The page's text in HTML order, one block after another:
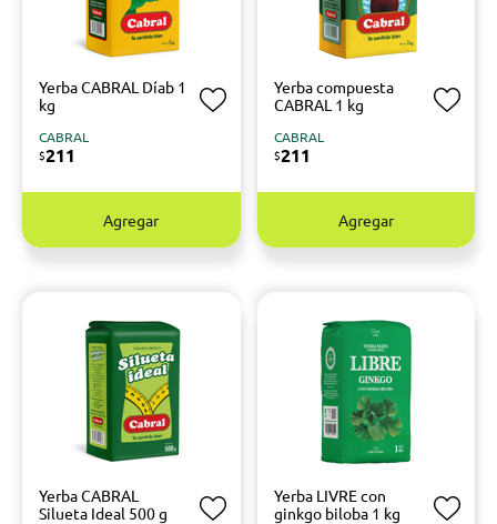
Yerba CABRAL Díab 1
kg
CABRAL
$211
Agregar
Yerba compuesta
CABRAL 1 kg
CABRAL
$211
Agregar
Yerba CABRAL
Silueta Ideal 500 g
Yerba LIVRE con
ginkgo biloba 1 kg